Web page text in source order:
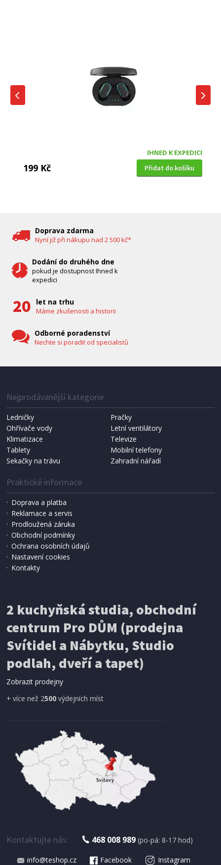
IHNED K EXPEDICI
199 Kč Přidat do košíku
NÁHRADNÍ SÁČKY DO VYSAVAČE
Koma KRA-SB02S (Multi Bag, S-BAG SMS)
199 Kč Přidat do košíku
SÍŤ PROTI HMYZU
ProGarden KO-CY5910600 Síť proti hmyzu do
dveří magnetická 210 x 100 cm
179 Kč
Doprava zdarma
Nyní již při nákupu nad 2 500 kč*
Dodání do druhého dne
pokud je dostupnost Ihned k
expedici
let na trhu
Máme zkušenosti a historii
Odborné poradenství
Nechte si poradit od specialistů
Nejprodávanější kategorie
Ledničky
Pračky
Ohřívače vody
Letní ventilátory
Klimatizace
Televize
Tablety
Mobilní telefony
Sekačky na trávu
Zahradní nářadí
Praktické informace
Doprava a platba
Reklamace a servis
Prodloužená záruka
Obchodní podmínky
Ochrana osobních údajů
Nastavení cookies
Kontakty
2 kuchyňská studia, obchodní
centrum Pro DŮM (prodejna
Svítidel a Nábytku, Studio
podlah, dveří a tapet)
Zobrazit prodejny
+ více než 2500 výdejních míst
Kontaktujte nás: 468 008 989 (po-pá: 8-17 hod)
info@teshop.cz Facebook Instagram